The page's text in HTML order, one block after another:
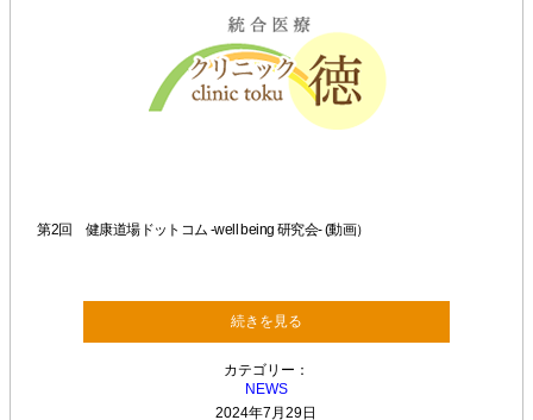
第2回 健康道場ドットコム -well being 研究会- (動画）
続きを見る
カテゴリー：
NEWS
2024年7月29日